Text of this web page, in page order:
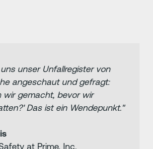
unser Unfallregister von
angeschaut und gefragt:
wir gemacht, bevor wir
Das ist ein Wendepunkt."
at Prime, Inc.